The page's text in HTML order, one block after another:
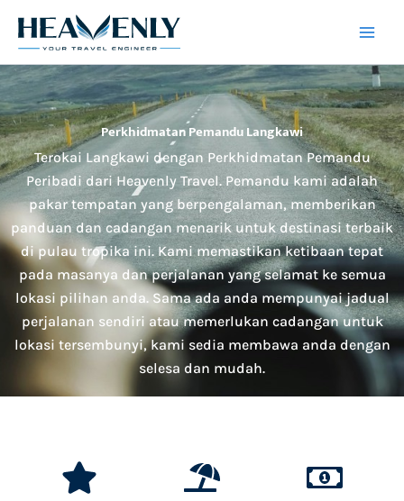
content
Perkhidmatan Pemandu Langkawi
Terokai Langkawi dengan Perkhidmatan Pemandu
Peribadi dari Heavenly Travel. Pemandu kami adalah
pakar tempatan yang berpengalaman, memberikan
panduan dan cadangan menarik untuk destinasi terbaik
di pulau tropika ini. Kami memastikan ketibaan tepat
pada masanya dan perjalanan yang selamat ke semua
lokasi pilihan anda. Sama ada anda mempunyai jadual
perjalanan sendiri atau memerlukan cadangan untuk
lokasi tersembunyi, kami sedia membawa anda dengan
selesa dan mudah.